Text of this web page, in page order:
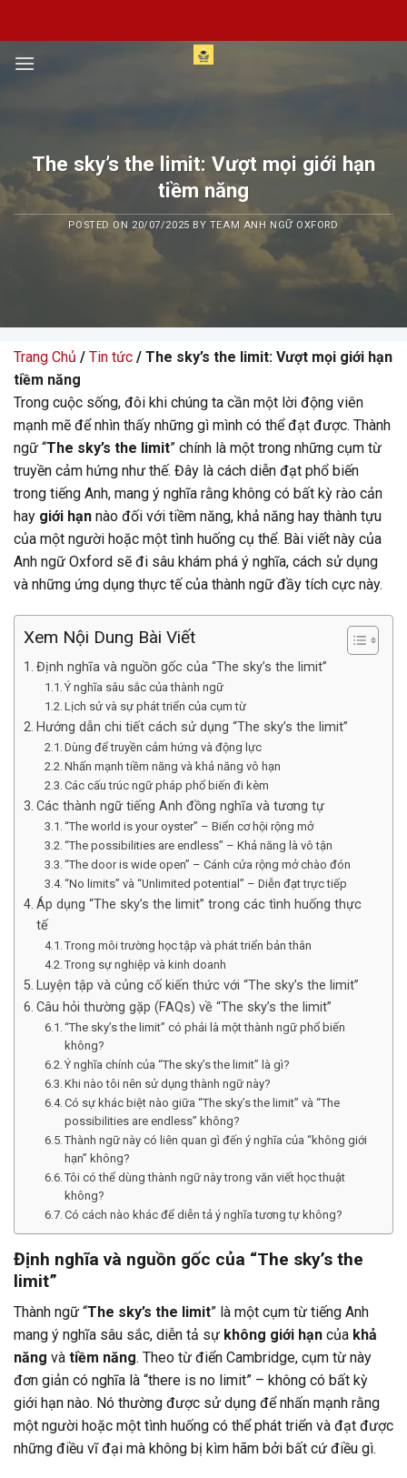
content
The sky’s the limit: Vượt mọi giới hạn
tiềm năng
POSTED ON 20/07/2025 BY TEAM ANH NGỮ OXFORD
Trang Chủ / Tin tức / The sky’s the limit: Vượt mọi giới hạn
tiềm năng
Trong cuộc sống, đôi khi chúng ta cần một lời động viên
mạnh mẽ để nhìn thấy những gì mình có thể đạt được. Thành
ngữ “The sky’s the limit” chính là một trong những cụm từ
truyền cảm hứng như thế. Đây là cách diễn đạt phổ biến
trong tiếng Anh, mang ý nghĩa rằng không có bất kỳ rào cản
hay giới hạn nào đối với tiềm năng, khả năng hay thành tựu
của một người hoặc một tình huống cụ thể. Bài viết này của
Anh ngữ Oxford sẽ đi sâu khám phá ý nghĩa, cách sử dụng
và những ứng dụng thực tế của thành ngữ đầy tích cực này.
Xem Nội Dung Bài Viết
Định nghĩa và nguồn gốc của “The sky’s the limit”
Ý nghĩa sâu sắc của thành ngữ
Lịch sử và sự phát triển của cụm từ
Hướng dẫn chi tiết cách sử dụng “The sky’s the limit”
Dùng để truyền cảm hứng và động lực
Nhấn mạnh tiềm năng và khả năng vô hạn
Các cấu trúc ngữ pháp phổ biến đi kèm
Các thành ngữ tiếng Anh đồng nghĩa và tương tự
“The world is your oyster” – Biển cơ hội rộng mở
“The possibilities are endless” – Khả năng là vô tận
“The door is wide open” – Cánh cửa rộng mở chào đón
“No limits” và “Unlimited potential” – Diễn đạt trực tiếp
Áp dụng “The sky’s the limit” trong các tình huống thực
tế
Trong môi trường học tập và phát triển bản thân
Trong sự nghiệp và kinh doanh
Luyện tập và củng cố kiến thức với “The sky’s the limit”
Câu hỏi thường gặp (FAQs) về “The sky’s the limit”
“The sky’s the limit” có phải là một thành ngữ phổ biến
không?
Ý nghĩa chính của “The sky’s the limit” là gì?
Khi nào tôi nên sử dụng thành ngữ này?
Có sự khác biệt nào giữa “The sky’s the limit” và “The
possibilities are endless” không?
Thành ngữ này có liên quan gì đến ý nghĩa của “không giới
hạn” không?
Tôi có thể dùng thành ngữ này trong văn viết học thuật
không?
Có cách nào khác để diễn tả ý nghĩa tương tự không?
Định nghĩa và nguồn gốc của “The sky’s the
limit”
Thành ngữ “The sky’s the limit” là một cụm từ tiếng Anh
mang ý nghĩa sâu sắc, diễn tả sự không giới hạn của khả
năng và tiềm năng. Theo từ điển Cambridge, cụm từ này
đơn giản có nghĩa là “there is no limit” – không có bất kỳ
giới hạn nào. Nó thường được sử dụng để nhấn mạnh rằng
một người hoặc một tình huống có thể phát triển và đạt được
những điều vĩ đại mà không bị kìm hãm bởi bất cứ điều gì.